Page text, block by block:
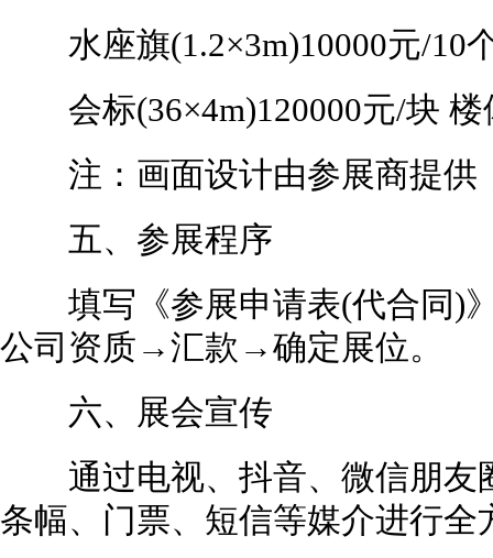
水座旗(1.2×3m)10000元/10
会标(36×4m)120000元/块 楼
注：画面设计由参展商提供
五、参展程序
填写《参展申请表(代合同)
公司资质→汇款→确定展位。
六、展会宣传
通过电视、抖音、微信朋友
条幅、门票、短信等媒介进行